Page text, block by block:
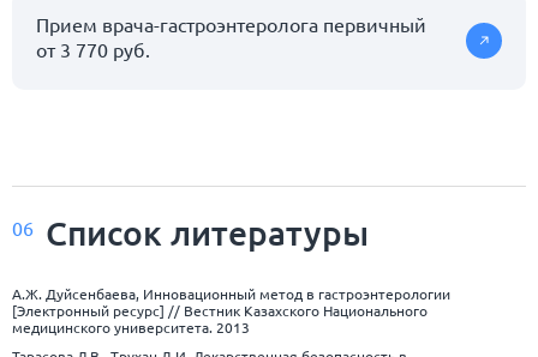
Прием врача-гастроэнтеролога первичный
от 3 770 руб.
06 Список литературы
А.Ж. Дуйсенбаева, Инновационный метод в гастроэнтерологии
[Электронный ресурс] // Вестник Казахского Национального
медицинского университета. 2013